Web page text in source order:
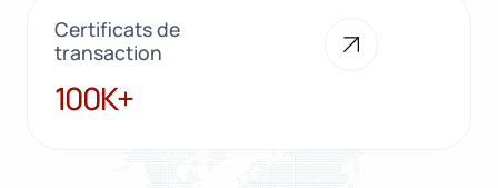
Certificats de
transaction
100K+
100K+